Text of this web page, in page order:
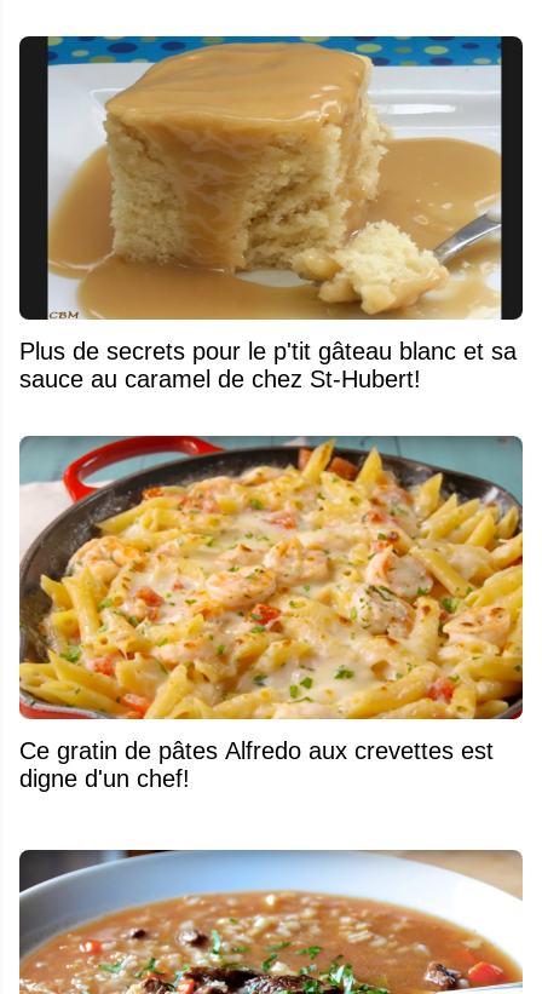
Plus de secrets pour le p'tit gâteau blanc et sa
sauce au caramel de chez St-Hubert!
Ce gratin de pâtes Alfredo aux crevettes est
digne d'un chef!